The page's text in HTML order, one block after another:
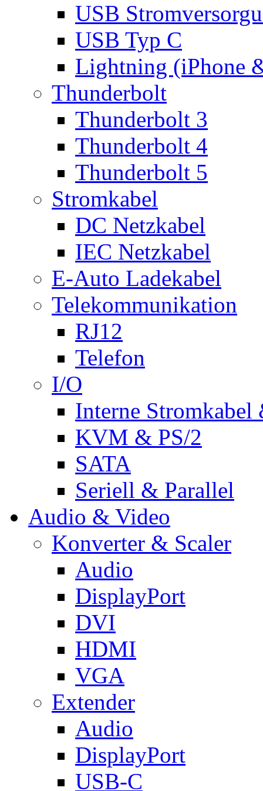
USB
USB Typ C
Lightning (iPhone
Thunderbolt
Thunderbolt 3
Thunderbolt 4
Thunderbolt 5
Stromkabel
DC Netzkabel
IEC Netzkabel
E-Auto Ladekabel
Telekommunikation
RJ12
Telefon
I/O
Interne Stromkabel
KVM & PS/2
SATA
Seriell & Parallel
Audio & Video
Konverter & Scaler
Audio
DisplayPort
DVI
HDMI
VGA
Extender
Audio
DisplayPort
USB-C